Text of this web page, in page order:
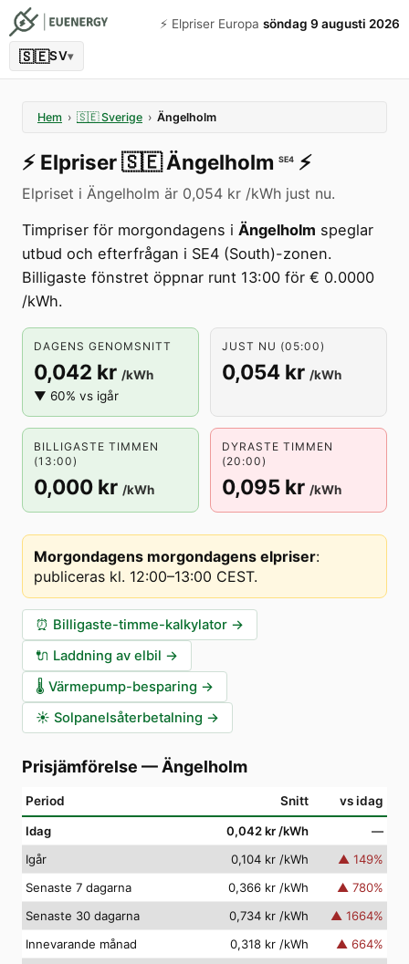
⚡️ Elpriser Europa söndag 9 augusti 2026
🇸🇪SV▾
Hem › 🇸🇪 Sverige › Ängelholm
⚡️ Elpriser🇸🇪 Ängelholm SE4 ⚡️
Elpriset i Ängelholm är 0,054 kr /kWh just nu.
Timpriser för morgondagens i Ängelholm speglar
utbud och efterfrågan i SE4 (South)-zonen.
Billigaste fönstret öppnar runt 13:00 för € 0.0000
/kWh.
DAGENS GENOMSNITT
0,042 kr /kWh
▼ 60% vs igår
JUST NU (05:00)
0,054 kr /kWh
BILLIGASTE TIMMEN
(13:00)
0,000 kr /kWh
DYRASTE TIMMEN
(20:00)
0,095 kr /kWh
Morgondagens morgondagens elpriser:
publiceras kl. 12:00–13:00 CEST.
⏰ Billigaste-timme-kalkylator →
🔌 Laddning av elbil →
🌡️ Värmepump-besparing →
☀️ Solpanelsåterbetalning →
Prisjämförelse — Ängelholm
Period Snitt vs idag
Idag 0,042 kr /kWh
—
Igår
0,104 kr /kWh ▲ 149%
Senaste 7 dagarna
0,366 kr /kWh ▲ 780%
Senaste 30 dagarna
0,734 kr /kWh ▲ 1664%
Innevarande månad
0,318 kr /kWh ▲ 664%